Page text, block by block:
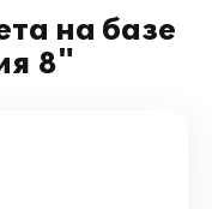
на базе
8"